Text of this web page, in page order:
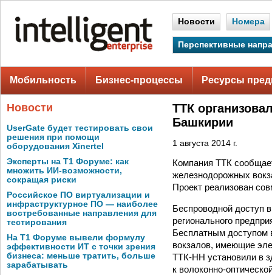
Новости Номера
Перспективные
Мобильность Бизнес-процессы Ресурсы
Новости
UserGate будет тестировать свои
решения при помощи
оборудования Xinertel
Эксперты на Т1 Форуме: как
множить ИИ-возможности,
сокращая риски
Российское ПО виртуализации и
инфраструктурное ПО — наиболее
востребованные направления для
тестирования
На Т1 Форуме вывели формулу
эффективности ИТ с точки зрения
бизнеса: меньше тратить, больше
зарабатывать
ТТК
Башкирии
1 августа 2014 г.
Компания ТТК
железнодорожных
Проект реализован
Беспроводной доступ
регионального
Бесплатным доступом
вокзалов, имеющие
ТТК-НН установили в
к волоконно-